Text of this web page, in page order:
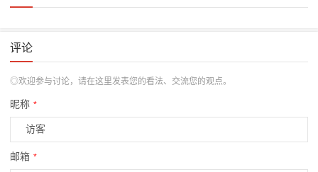
评论
◎欢迎参与讨论，请在这里发表您的看法、交流您的观点。
昵称 *
邮箱 *